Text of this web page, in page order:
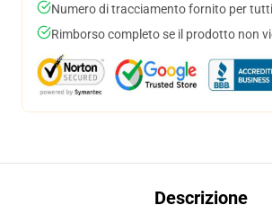
Numero di tracciamento fornito per
Rimborso completo se il prodotto non
Descrizione